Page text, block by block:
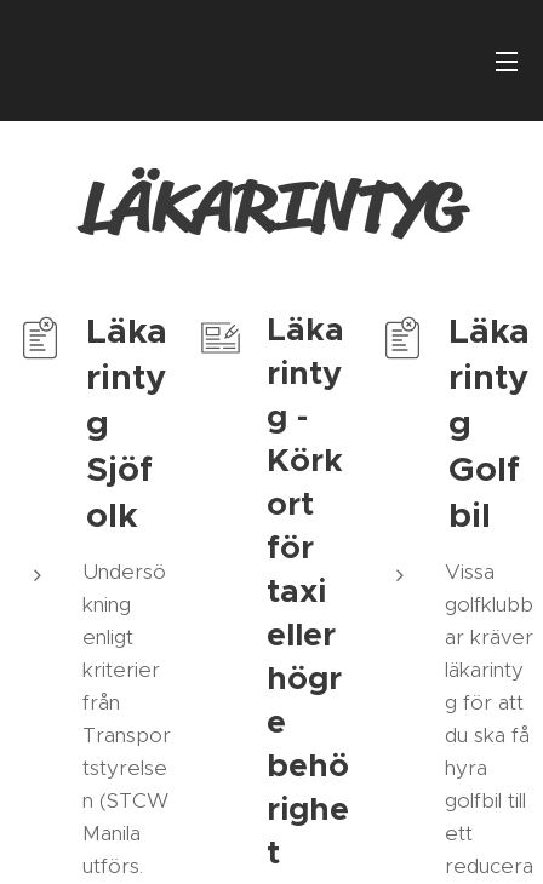
LÄKARINTYG
Läka
rinty
g
Sjöf
olk
Undersö
kning
enligt
kriterier
från
Transpor
tstyrelse
n (STCW
Manila
utförs.
Läka
rinty
g -
Körk
ort
för
taxi
eller
högr
e
behö
righe
t
Läka
rinty
g
Golf
bil
Vissa
golfklubb
ar kräver
läkarinty
g för att
du ska få
hyra
golfbil till
ett
reducera